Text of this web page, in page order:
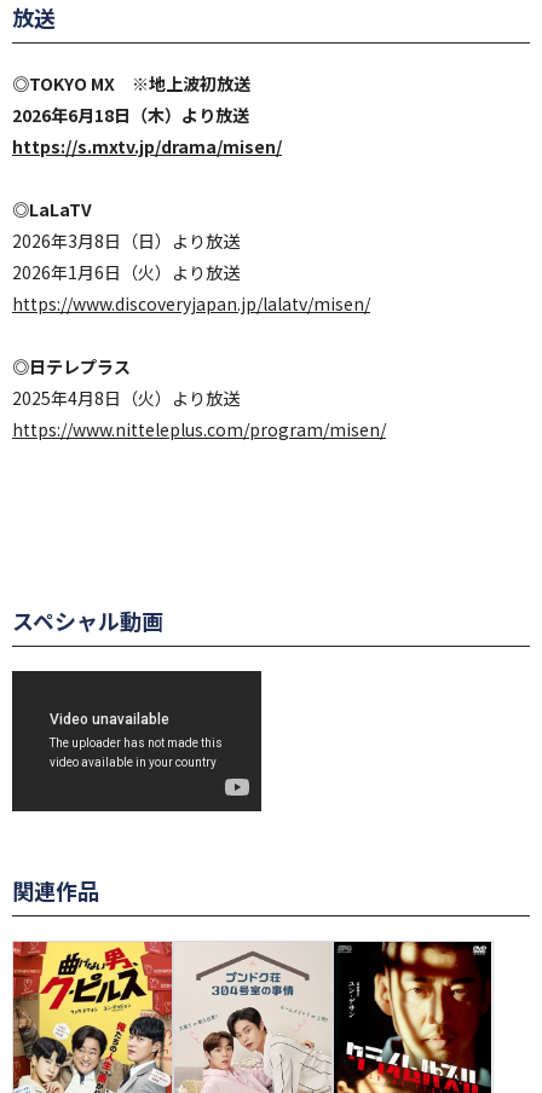
放送
◎TOKYO MX ※地上波初放送
2026年6月18日（木）より放送
https://s.mxtv.jp/drama/misen/
◎LaLaTV
2026年3月8日（日）より放送
2026年1月6日（火）より放送
https://www.discoveryjapan.jp/lalatv/misen/
◎日テレプラス
2025年4月8日（火）より放送
https://www.nitteleplus.com/program/misen/
スペシャル動画
関連作品